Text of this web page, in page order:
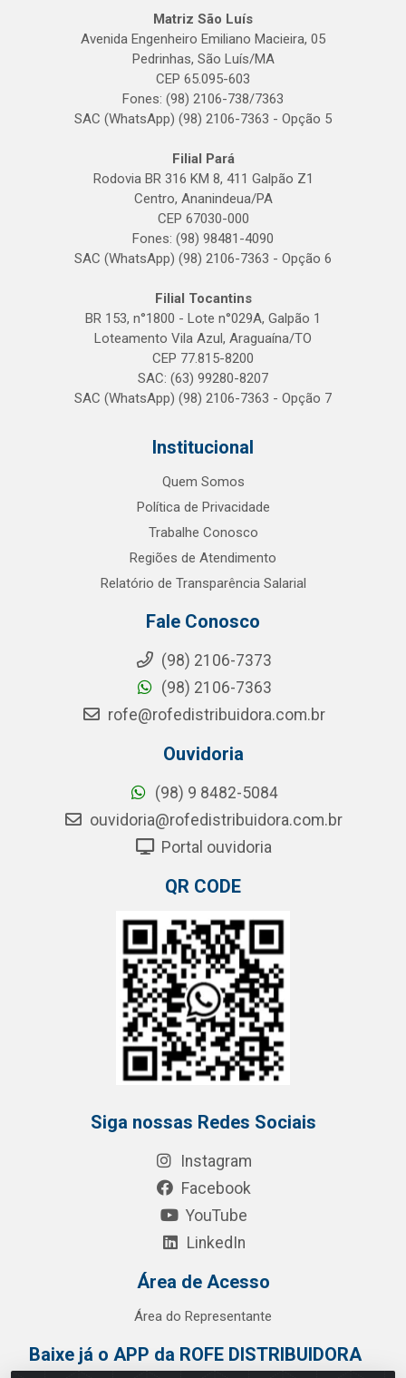
Matriz São Luís
Avenida Engenheiro Emiliano Macieira, 05
Pedrinhas, São Luís/MA
CEP 65.095-603
Fones: (98) 2106-738/7363
SAC (WhatsApp) (98) 2106-7363 - Opção 5
Filial Pará
Rodovia BR 316 KM 8, 411 Galpão Z1
Centro, Ananindeua/PA
CEP 67030-000
Fones: (98) 98481-4090
SAC (WhatsApp) (98) 2106-7363 - Opção 6
Filial Tocantins
BR 153, n°1800 - Lote n°029A, Galpão 1
Loteamento Vila Azul, Araguaína/TO
CEP 77.815-8200
SAC: (63) 99280-8207
SAC (WhatsApp) (98) 2106-7363 - Opção 7
Institucional
Quem Somos
Política de Privacidade
Trabalhe Conosco
Regiões de Atendimento
Relatório de Transparência Salarial
Fale Conosco
(98) 2106-7373
(98) 2106-7363
rofe@rofedistribuidora.com.br
Ouvidoria
(98) 9 8482-5084
ouvidoria@rofedistribuidora.com.br
Portal ouvidoria
QR CODE
Siga nossas Redes Sociais
Instagram
Facebook
YouTube
LinkedIn
Área de Acesso
Área do Representante
Baixe já o APP da ROFE DISTRIBUIDORA